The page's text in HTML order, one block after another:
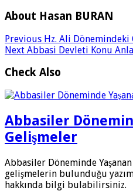
About Hasan BURAN
Previous Hz. Ali Dönemindeki
Next Abbasi Devleti Konu
Check Also
Abbasiler
Gelişmeler
Abbasiler Döneminde
gelişmelerin bulunduğu
hakkında bilgi bulabilirsiniz.